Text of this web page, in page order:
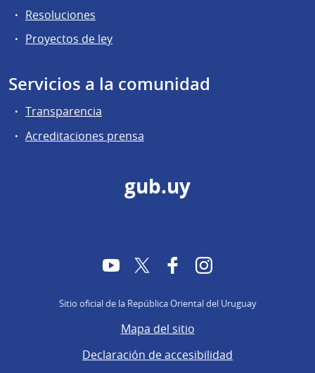
Resoluciones
Proyectos de ley
Servicios a la comunidad
Transparencia
Acreditaciones prensa
gub.uy
YouTubeTwitter FacebookInstagram
Sitio oficial de la República Oriental del Uruguay
Mapa del sitio
Declaración de accesibilidad